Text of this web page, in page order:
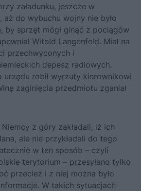
załadunku, jeszcze w
aż do wybuchu wojny nie było
by sprzęt mógł ginąć z pociągów
Witold Langenfeld. Miał na
przechwyconych i
depesz radiowych.
urzędu robił wyrzuty kierownikowi
zaginięcia przedmiotu zganiał
z góry zakładali, iż ich
ale nie przykładali do tego
w ten sposób – czyli
terytorium – przesyłano tylko
przecież i z niej można było
W takich sytuacjach